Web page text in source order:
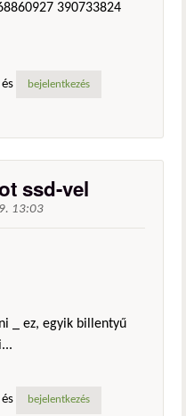
390733824
és bejelentkezés
ssd-vel
13:03
_ ez, egyik billentyű
és bejelentkezés